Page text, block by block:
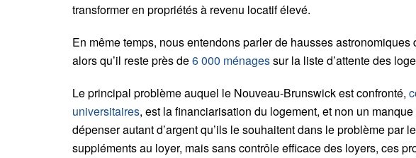
transformer en propriétés à revenu locatif élevé.
En même temps, nous entendons parler de hausses
alors qu’il reste près de6 000 ménagessur la liste d’attente des
Le principal problème auquel le Nouveau-Brunswick est confronté,
universitaires, est la financiarisation du logement, et non un
dépenser autant d’argent qu’ils le souhaitent dans le problème par
suppléments au loyer, mais sans contrôle efficace des loyers, ces